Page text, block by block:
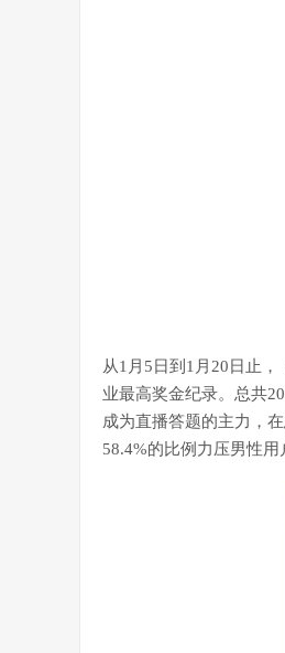
从1月5日到1月20日止
业最高奖金纪录。总共
成为直播答题的主力，
58.4%的比例力压男性